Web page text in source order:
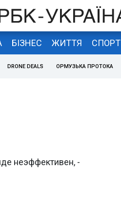
БІЗНЕС ЖИТТЯ СПОРТ
DRONE DEALS ОРМУЗЬКА ПРОТОКА
неэффективен, -